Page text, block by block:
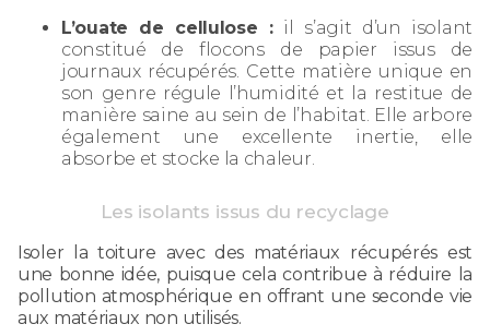
L’ouate de cellulose :il s’agit d’un isolant
constitué de flocons de papier issus de
journaux récupérés. Cette matière unique en
son genre régule l’humidité et la restitue de
manière saine au sein de l’habitat. Elle arbore
également une excellente inertie, elle
absorbe et stocke la chaleur.
Les isolants issus du recyclage
Isoler la toiture avec des matériaux récupérés est
une bonne idée, puisque cela contribue à réduire la
pollution atmosphérique en offrant une seconde vie
aux matériaux non utilisés.